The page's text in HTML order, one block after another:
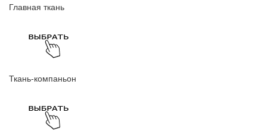
Главная ткань
Ткань-компаньон